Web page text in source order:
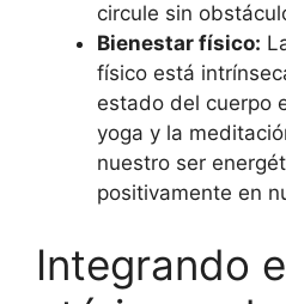
circule sin
Bienestar físico:
físico está
estado del cuerpo
yoga y la
nuestro ser
positivamente en
Integrando